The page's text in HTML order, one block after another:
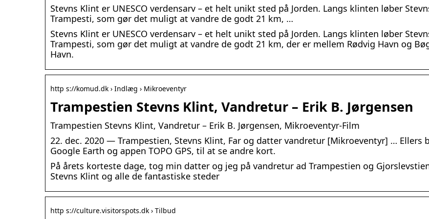
Stevns Klint er UNESCO verdensarv – et helt unikt sted på Jorden. Langs klinten løber
Trampesti, som gør det muligt at vandre de godt 21 km, …
Stevns Klint er UNESCO verdensarv – et helt unikt sted på Jorden. Langs klinten løber
Trampesti, som gør det muligt at vandre de godt 21 km, der er mellem Rødvig Havn og
Havn.
http s://komud.dk › Indlæg › Mikroeventyr
Trampestien Stevns Klint, Vandretur – Erik B. Jørgensen
Trampestien Stevns Klint, Vandretur – Erik B. Jørgensen, Mikroeventyr-Film
22. dec. 2020 — Trampestien, Stevns Klint, Far og datter vandretur [Mikroeventyr] … Ellers
Google Earth og appen TOPO GPS, til at se andre kort.
På årets korteste dage, tog min datter og jeg på vandretur ad Trampestien og
Stevns Klint og alle de fantastiske steder
http s://culture.visitorspots.dk › Tilbud